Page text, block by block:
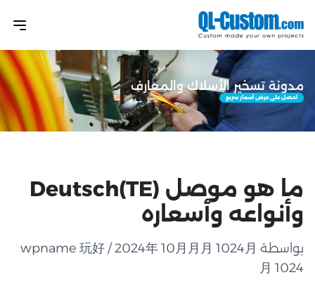
مدونة تسخير الأسلاك والمعارف
احصل على عرض أسعار سريع
ما هو موصل Deutsch(TE)
وأنواعه وأسعاره
بواسطة wpname 玩好 / 2024年 10月月月 1024月
月 1024